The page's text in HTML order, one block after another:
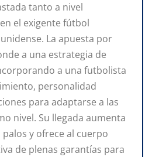
tanto a nivel
el exigente fútbol
La apuesta por
a una estrategia de
a una futbolista
personalidad
para adaptarse a las
nivel. Su llegada aumenta
y ofrece al cuerpo
de plenas garantías para